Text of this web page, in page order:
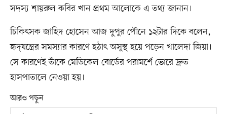
সদস্য শায়রুল কবির খান প্রথম আলোকে এ তথ্য জানান।
চিকিৎসক জাহিদ হোসেন আজ দুপুর পৌনে ১২টার দিকে বলেন,
হৃদ্‌যন্ত্রের সমস্যার কারণে হঠাৎ অসুস্থ হয়ে পড়েন খালেদা জিয়া।
সে কারণেই তাঁকে মেডিকেল বোর্ডের পরামর্শে ভোরে দ্রুত
হাসপাতালে নেওয়া হয়।
আরও পড়ুন